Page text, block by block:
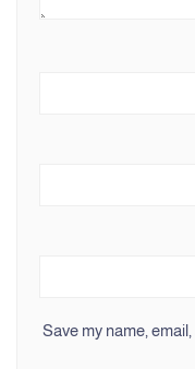
Save my name,